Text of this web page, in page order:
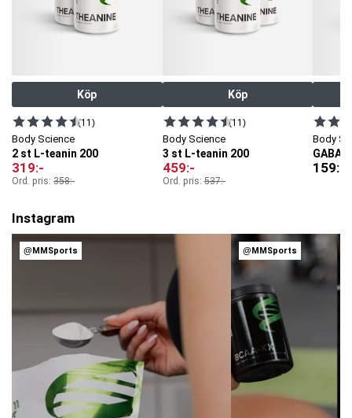
Köp
(11)
Body Science
2 st L-teanin 200
319:-
Ord. pris: 358:-
Köp
(11)
Body Science
3 st L-teanin 200
459:-
Ord. pris:537:-
Body
GABA
159:-
Instagram
@MMSports @MMSports